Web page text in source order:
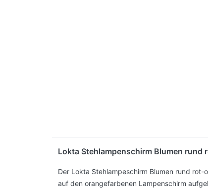
Lokta Stehlampenschirm Blumen rund
Der Lokta Stehlampeschirm Blumen rund
auf den orangefarbenen Lampenschirm